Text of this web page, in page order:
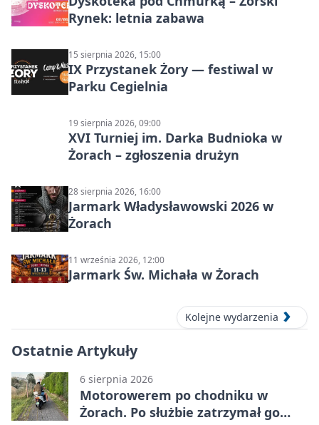
Rynek: letnia zabawa
15 sierpnia 2026, 15:00
IX Przystanek Żory — festiwal w
Parku Cegielnia
19 sierpnia 2026, 09:00
XVI Turniej im. Darka Budnioka w
Żorach – zgłoszenia drużyn
28 sierpnia 2026, 16:00
Jarmark Władysławowski 2026 w
Żorach
11 września 2026, 12:00
Jarmark Św. Michała w Żorach
Kolejne wydarzenia
Ostatnie Artykuły
6 sierpnia 2026
Motorowerem po chodniku w
Żorach. Po służbie zatrzymał go